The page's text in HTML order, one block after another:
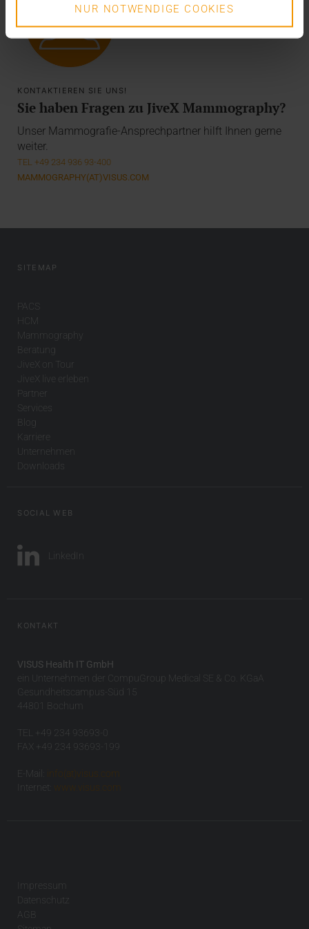
NUR NOTWENDIGE COOKIES
KONTAKTIEREN SIE UNS!
Sie haben Fragen zu JiveX Mammography?
Unser Mammografie-Ansprechpartner hilft Ihnen gerne
weiter.
TEL +49 234 936 93-400
MAMMOGRAPHY(AT)VISUS.COM
SITEMAP
PACS
HCM
Mammography
Beratung
JiveX on Tour
JiveX live erleben
Partner
Services
Blog
Karriere
Unternehmen
Downloads
SOCIAL WEB
LinkedIn
KONTAKT
VISUS Health IT GmbH
ein Unternehmen der CompuGroup Medical SE & Co. KGaA
Gesundheitscampus-Süd 15
44801 Bochum
TEL +49 234 93693-0
FAX +49 234 93693-199
E-Mail:
info(at)visus.com
Internet:
www.visus.com
Impressum
Datenschutz
AGB